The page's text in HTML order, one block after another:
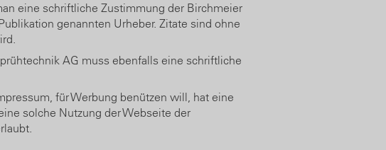
eine schriftliche Zustimmung der Birchmeier
genannten Urheber. Zitate sind ohne
AG muss ebenfalls eine schriftliche
für Werbung benützen will, hat eine
solche Nutzung der Webseite der